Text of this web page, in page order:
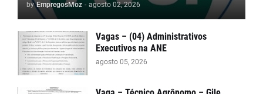
by EmpregosMoz - agosto 02, 2026
Vagas – (04) Administrativos
Executivos na ANE
agosto 05, 2026